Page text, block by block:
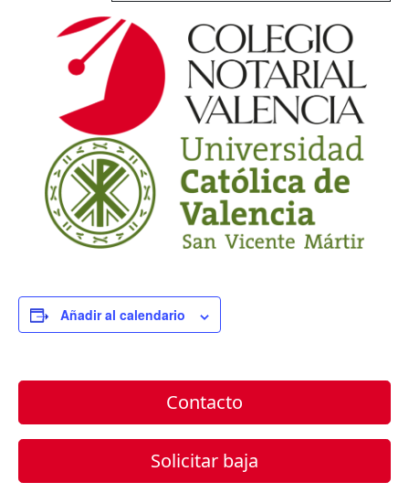
Añadir al calendario
Contacto
Solicitar baja